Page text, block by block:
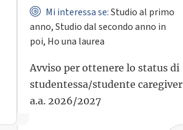
Mi interessa se:Studio al primo
anno, Studio dal secondo anno in
poi, Ho una laurea
Avviso per ottenere lo status di
studentessa/studente caregiver
a.a. 2026/2027